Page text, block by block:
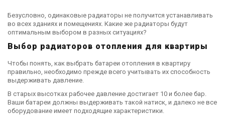
Безусловно, одинаковые радиаторы не получится устанавливать
во всех зданиях и помещениях. Какие же радиаторы будут
оптимальным выбором в разных ситуациях?
Выбор радиаторов отопления для квартиры
Чтобы понять, как выбрать батареи отопления в квартиру
правильно, необходимо прежде всего учитывать их способность
выдерживать давление.
В старых высотках рабочее давление достигает 10 и более бар.
Ваши батареи должны выдерживать такой натиск, и далеко не все
оборудование имеет подходящие характеристики.